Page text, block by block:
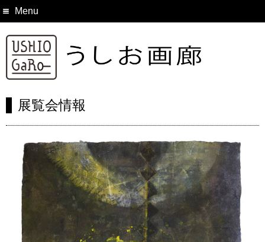
Menu
展覧会情報